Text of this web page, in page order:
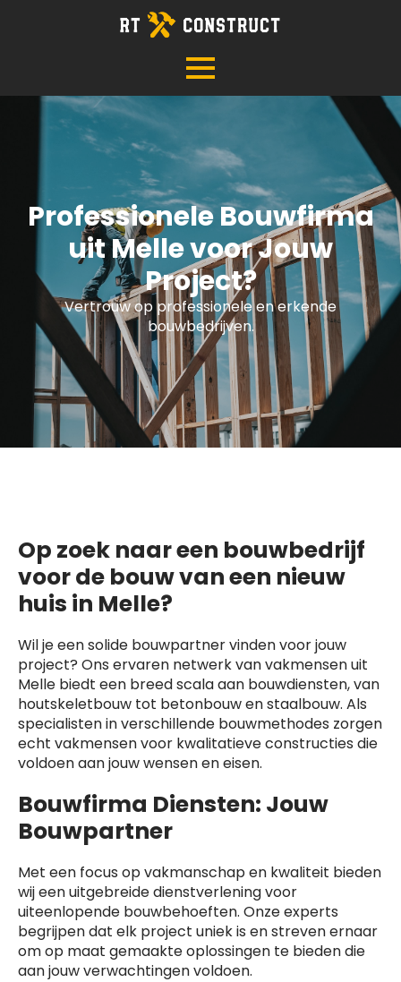
Professionele Bouwfirma
uit Melle voor Jouw
Project?
Vertrouw op professionele en erkende
bouwbedrijven.
Op zoek naar een bouwbedrijf
voor de bouw van een nieuw
huis in Melle?
Wil je een solide bouwpartner vinden voor jouw
project? Ons ervaren netwerk van vakmensen uit
Melle biedt een breed scala aan bouwdiensten, van
houtskeletbouw tot betonbouw en staalbouw. Als
specialisten in verschillende bouwmethodes zorgen
echt vakmensen voor kwalitatieve constructies die
voldoen aan jouw wensen en eisen.
Bouwfirma Diensten: Jouw
Bouwpartner
Met een focus op vakmanschap en kwaliteit bieden
wij een uitgebreide dienstverlening voor
uiteenlopende bouwbehoeften. Onze experts
begrijpen dat elk project uniek is en streven ernaar
om op maat gemaakte oplossingen te bieden die
aan jouw verwachtingen voldoen.